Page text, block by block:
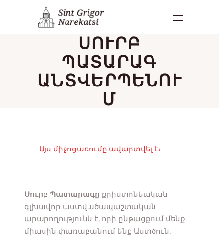
ՍՈՒՐԲ
ՊԱՏԱՐԱԳ
ԱՆՏՎԵՐՊԵՆՈՒ
Մ
Այս միջոցառումը ավարտվել է։
Սուրբ Պատարագը քրիստոնեական
գլխավոր աստվածապաշտական
արարողությունն է, որի ընթացքում մենք
միասին փառաբանում ենք Աստծուն,